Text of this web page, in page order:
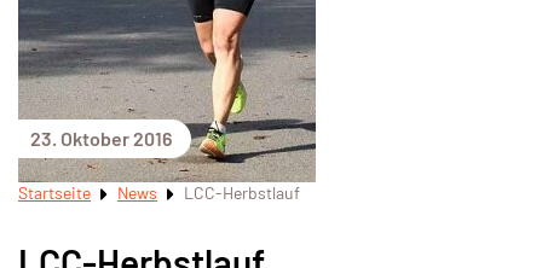
23. Oktober 2016
Startseite News LCC-Herbstlauf